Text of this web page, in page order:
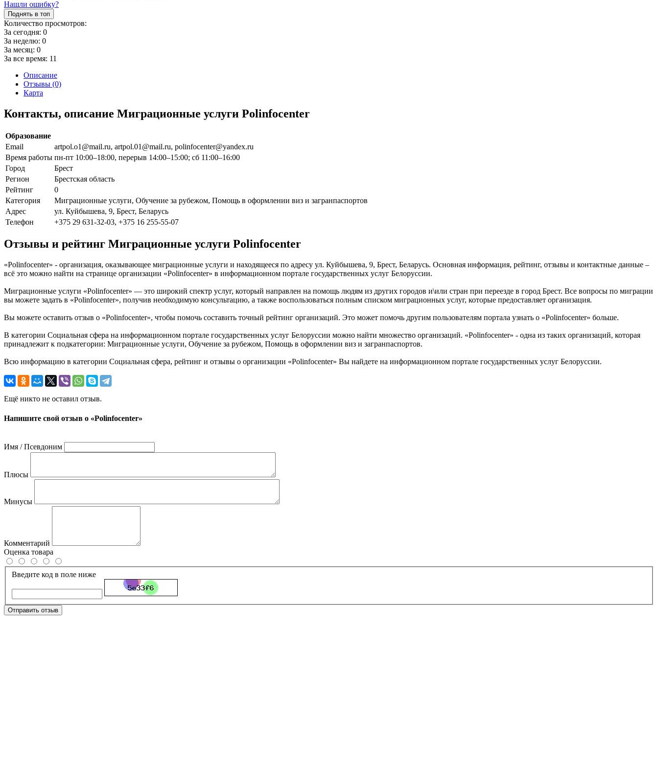
Нашли ошибку?
Поднять в топ
Количество просмотров:
За сегодня: 0
За неделю: 0
За месяц: 0
За все время: 11
Описание
Отзывы (0)
Карта
Контакты, описание Миграционные услуги Polinfocenter
Образование
Email
artpol.o1@mail.ru, artpol.01@mail.ru, polinfocenter@yandex.ru
Время работы пн-пт 10:00–18:00, перерыв 14:00–15:00; сб 11:00–16:00
Город
Брест
Регион
Брестская область
Рейтинг
0
Категория
Миграционные услуги, Обучение за рубежом, Помощь в оформлении виз и загранпаспортов
Адрес
ул. Куйбышева, 9, Брест, Беларусь
Телефон
+375 29 631-32-03, +375 16 255-55-07
Отзывы и рейтинг Миграционные услуги Polinfocenter
«Polinfocenter» - организация, оказывающее миграционные услуги и находящееся по адресу ул. Куйбышева, 9, Брест, Беларусь. Основная информация, рейтинг, отзывы и контактные данные –
всё это можно найти на странице организации «Polinfocenter» в информационном портале государственных услуг Белоруссии.
Миграционные услуги «Polinfocenter» — это широкий спектр услуг, который направлен на помощь людям из других городов и\или стран при переезде в город Брест. Все вопросы по миграции
вы можете задать в «Polinfocenter», получив необходимую консультацию, а также воспользоваться полным списком миграционных услуг, которые предоставляет организация.
Вы можете оставить отзыв о «Polinfocenter», чтобы помочь составить точный рейтинг организаций. Это может помочь другим пользователям портала узнать о «Polinfocenter» больше.
В категории Социальная сфера на информационном портале государственных услуг Белоруссии можно найти множество организаций. «Polinfocenter» - одна из таких организаций, которая
принадлежит к подкатегории: Миграционные услуги, Обучение за рубежом, Помощь в оформлении виз и загранпаспортов.
Всю информацию в категории Социальная сфера, рейтинг и отзывы о организации «Polinfocenter» Вы найдете на информационном портале государственных услуг Белоруссии.
Ещё никто не оставил отзыв.
Напишите свой отзыв о «Polinfocenter»
Имя / Псевдоним
Плюсы
Минусы
Комментарий
Оценка товара
Введите код в поле ниже
Отправить отзыв